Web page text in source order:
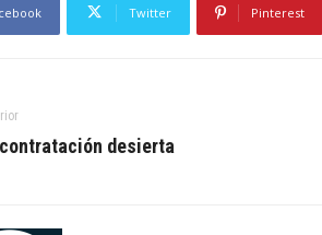
Twitter Pinterest
desierta